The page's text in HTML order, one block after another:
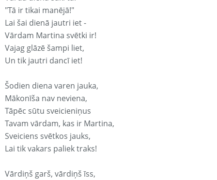
"Tā ir tikai manējā!"
Lai šai dienā jautri iet -
Vārdam Martina svētki ir!
Vajag glāzē šampi liet,
Un tik jautri dancī iet!
Šodien diena varen jauka,
Mākonīša nav neviena,
Tāpēc sūtu sveicieniņus
Tavam vārdam, kas ir Martina,
Sveiciens svētkos jauks,
Lai tik vakars paliek traks!
Vārdiņš garš, vārdiņš īss,